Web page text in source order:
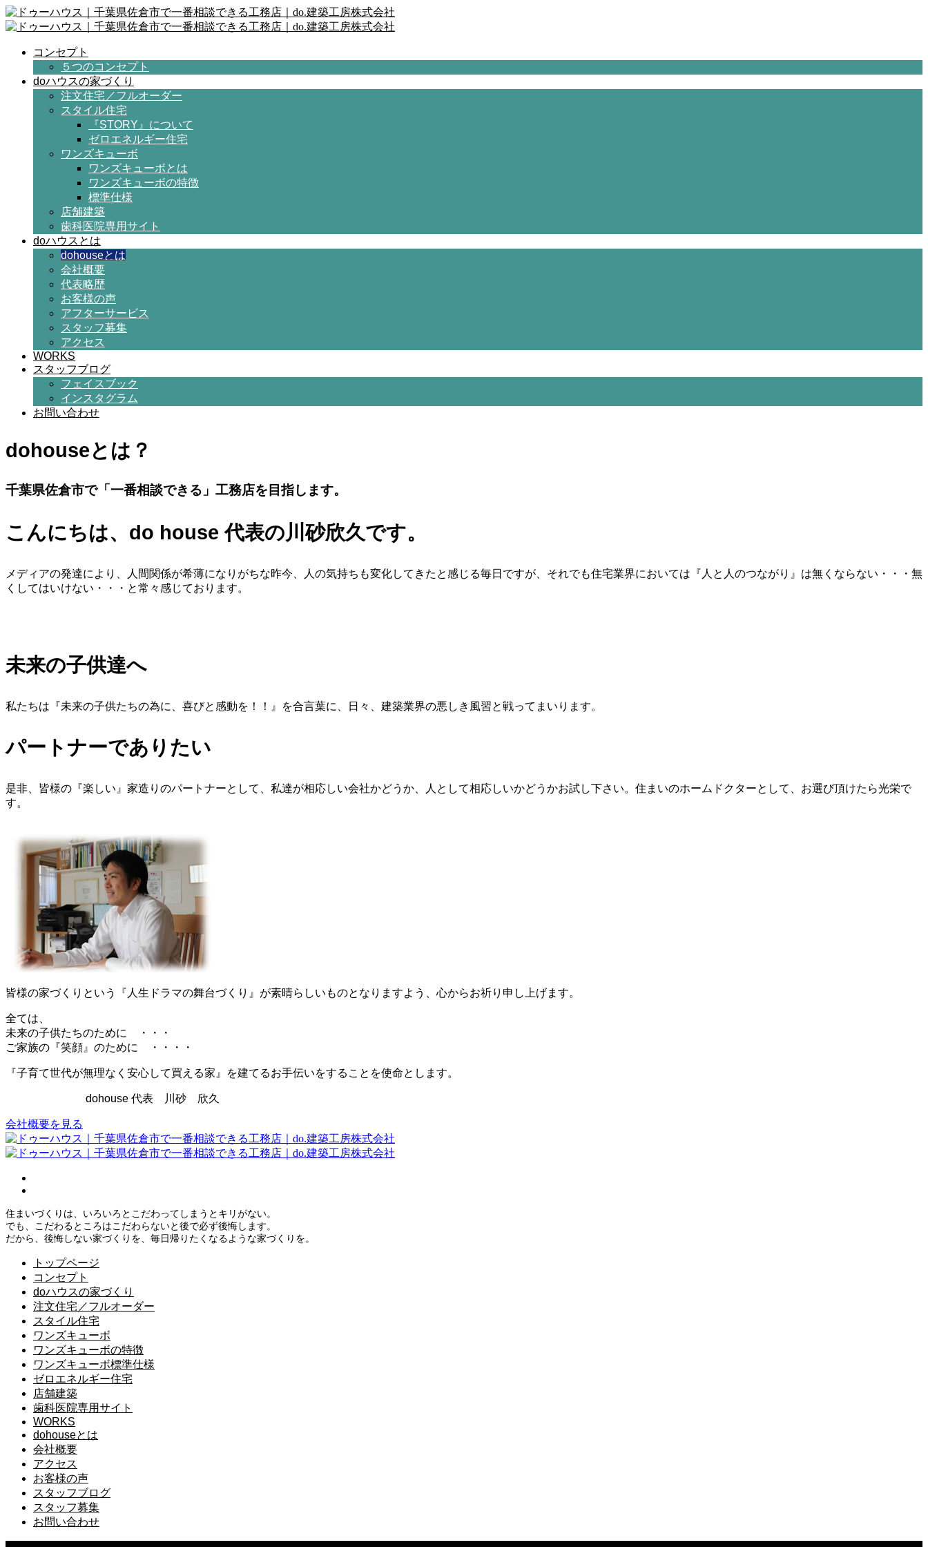
コンセプト
５つのコンセプト
doハウスの家づくり
注文住宅／フルオーダー
スタイル住宅
『STORY』について
ゼロエネルギー住宅
ワンズキューボ
ワンズキューボとは
ワンズキューボの特徴
標準仕様
店舗建築
歯科医院専用サイト
doハウスとは
dohouseとは
会社概要
代表略歴
お客様の声
アフターサービス
スタッフ募集
アクセス
WORKS
スタッフブログ
フェイスブック
インスタグラム
お問い合わせ
dohouseとは？
千葉県佐倉市で「一番相談できる」工務店を目指します。
こんにちは、do house 代表の川砂欣久です。
メディアの発達により、人間関係が希薄になりがちな昨今、人の気持ちも変化してきたと感じる毎日ですが、それでも住宅業界においては『人と人のつながり』は無くならない・・・無
くしてはいけない・・・と常々感じております。
未来の子供達へ
私たちは『未来の子供たちの為に、喜びと感動を！！』を合言葉に、日々、建築業界の悪しき風習と戦ってまいります。
パートナーでありたい
是非、皆様の『楽しい』家造りのパートナーとして、私達が相応しい会社かどうか、人として相応しいかどうかお試し下さい。住まいのホームドクターとして、お選び頂けたら光栄で
す。
皆様の家づくりという『人生ドラマの舞台づくり』が素晴らしいものとなりますよう、心からお祈り申し上げます。
全ては、
未来の子供たちのために ・・・
ご家族の『笑顔』のために ・・・・
『子育て世代が無理なく安心して買える家』を建てるお手伝いをすることを使命とします。
dohouse 代表 川砂 欣久
会社概要を見る
住まいづくりは、いろいろとこだわってしまうとキリがない。
でも、こだわるところはこだわらないと後で必ず後悔します。
だから、後悔しない家づくりを、毎日帰りたくなるような家づくりを。
トップページ
コンセプト
doハウスの家づくり
注文住宅／フルオーダー
スタイル住宅
ワンズキューボ
ワンズキューボの特徴
ワンズキューボ標準仕様
ゼロエネルギー住宅
店舗建築
歯科医院専用サイト
WORKS
dohouseとは
会社概要
アクセス
お客様の声
スタッフブログ
スタッフ募集
お問い合わせ